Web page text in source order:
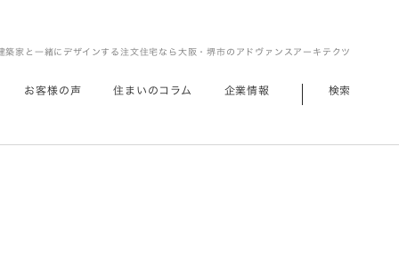
築家と一緒にデザインする注文住宅なら大阪・堺市のアドヴァンスアーキテクツ
お客様の声 住まいのコラム 企業情報 検索